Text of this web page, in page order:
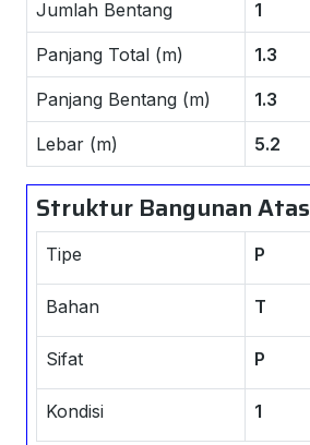
Jumlah Bentang 1
Panjang Total (m) 1.3
Panjang Bentang (m) 1.3
Lebar (m) 5.2
Struktur Bangunan Atas
Tipe P
Bahan T
Sifat P
Kondisi 1